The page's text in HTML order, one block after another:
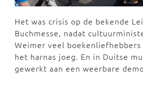
Het was crisis op de bekende
Buchmesse, nadat
Weimer veel
het harnas joeg. En in Duitse
gewerkt aan een weerbare